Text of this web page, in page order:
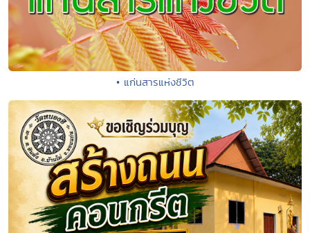
• แก่นสารแห่งชีวิต